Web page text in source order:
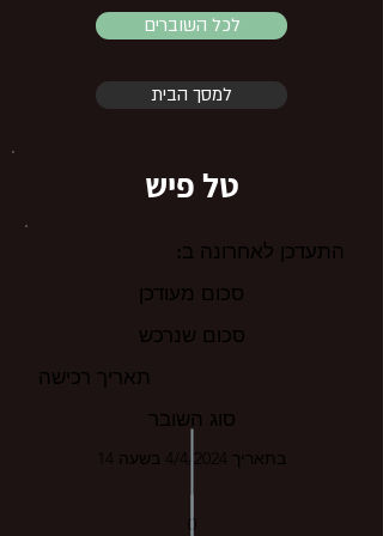
לכל השוברים
למסך הבית
טל פיש
התעדכן לאחרונה ב:
סכום מעודכן
סכום שנרכש
תאריך רכישה
סוג השובר
בתאריך 4/4/2024 בשעה 14
0